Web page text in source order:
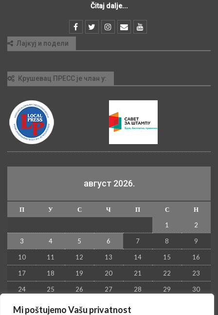
Mi poštujemo Vašu privatnost
Čitaj dalje...
Лајкуј и подели
Крушевац ПРЕСС је члан у:
август 2026.
П У С Ч П С
Н
1
2
3 4 5 6 7 8 9
10 11 12 13 14 15 16
17 18 19 20 21 22 23
24 25 26 27 28 29 30
31